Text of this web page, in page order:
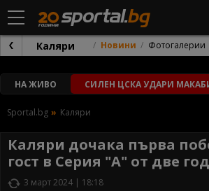
Каляри Новини Фотогалерии
НА ЖИВО СИЛЕН ЦСКА УДАРИ
Sportal.bg Каляри
Каляри дочака първа
гост в Серия "А" от две
3 март 2024 | 18:18